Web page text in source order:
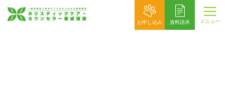
お申し込み 資料請求 メニュー